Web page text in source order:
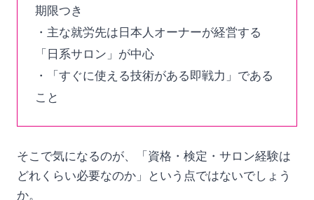
期限つき
・主な就労先は日本人オーナーが経営する
「日系サロン」が中心
・「すぐに使える技術がある即戦力」である
こと
そこで気になるのが、「資格・検定・サロン経験は
どれくらい必要なのか」という点ではないでしょう
か。